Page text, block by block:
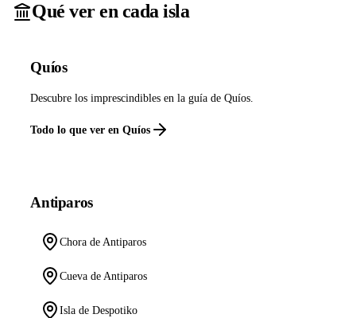
Qué ver en cada isla
Quíos
Descubre los imprescindibles en la guía de Quíos.
Todo lo que ver en Quíos
Antiparos
Chora de Antiparos
Cueva de Antiparos
Isla de Despotiko